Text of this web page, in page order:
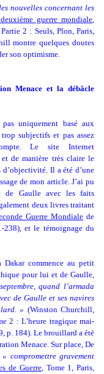
nouvelles concernant les
guerre mondiale,
2 : Seuls, Plon, Paris,
montre quelques doutes
son optimisme.
Menace et la débâcle
uniquement basé aux
subjectifs et pas assez
Le site Internet
de manière très claire le
d’objectivité. Il a été d’une
de mon article. J’ai pu
de Gaulle avec les faits
deux livres traitant
Guerre Mondiale de
238), et le témoignage du
Dakar commence au petit
pour lui et de Gaulle,
quand l’armada
de Gaulle et ses navires
» (Winston Churchill,
2 : L’heure tragique mai-
p. 184). Le brouillard a été
Menace. Sur place, De
« compromettre gravement
de Guerre, Tome 1, Paris,